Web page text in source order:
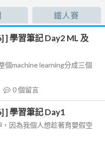
鐵人賽
學習筆記 Day2 ML 及
個machine learning分成三個
0個留言
] 學習筆記 Day1
因為我個人想趁著育嬰假空